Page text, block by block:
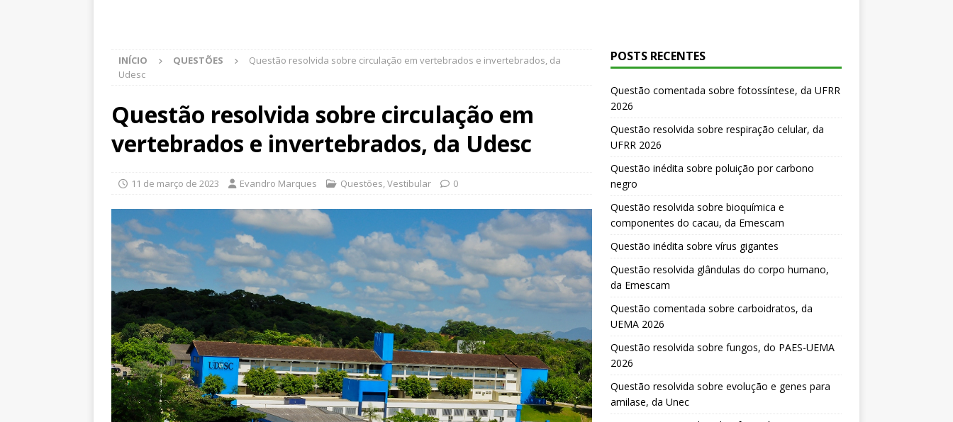
INÍCIO QUESTÕES
Questão resolvida sobre circulação em vertebrados e invertebrados, da
Udesc
Questão resolvida sobre circulação em
vertebrados e invertebrados, da Udesc
11 de março de 2023 Evandro Marques Questões,Vestibular 0
POSTS RECENTES
Questão comentada sobre fotossíntese, da UFRR
2026
Questão resolvida sobre respiração celular, da
UFRR 2026
Questão inédita sobre poluição por carbono
negro
Questão resolvida sobre bioquímica e
componentes do cacau, da Emescam
Questão inédita sobre vírus gigantes
Questão resolvida glândulas do corpo humano,
da Emescam
Questão comentada sobre carboidratos, da
UEMA 2026
Questão resolvida sobre fungos, do PAES-UEMA
2026
Questão resolvida sobre evolução e genes para
amilase, da Unec